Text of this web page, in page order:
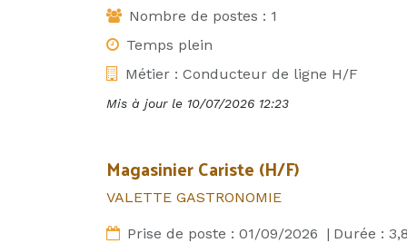
Nombre de postes : 1
Temps plein
Métier : Conducteur de ligne H/F
Mis à jour le 10/07/2026 12:23
Magasinier Cariste (H/F)
VALETTE GASTRONOMIE
Prise de poste : 01/09/2026 | Durée :